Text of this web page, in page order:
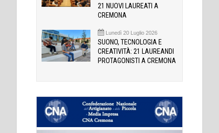
21 NUOVI LAUREATI A
CREMONA
Lunedì 20 Luglio 2026
SUONO, TECNOLOGIA E
CREATIVITÀ: 21 LAUREANDI
PROTAGONISTI A CREMONA